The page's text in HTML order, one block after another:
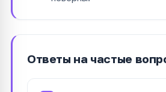
Ответы на частые